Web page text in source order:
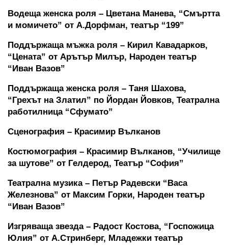
Водеща женска роля – Цветана Манева, “Смъртта
и момичето” от А.Дорфман, театър “199”
Поддържаща мъжка роля – Кирил Кавадарков,
“Цената” от Арътър Милър, Народен театър
“Иван Вазов”
Поддържаща женска роля – Таня Шахова,
“Грехът на Златил” по Йордан Йовков, Театрална
работилница “Сфумато”
Сценография – Красимир Вълканов
Костюмография – Красимир Вълканов, “Училище
за шутове” от Гелдерод, Театър “София”
Театрална музика – Петър Радевски “Васа
Железнова” от Максим Горки, Народен театър
“Иван Вазов”
Изгряваща звезда – Радост Костова, “Госпожица
Юлия” от А.Стринберг, Младежки театър